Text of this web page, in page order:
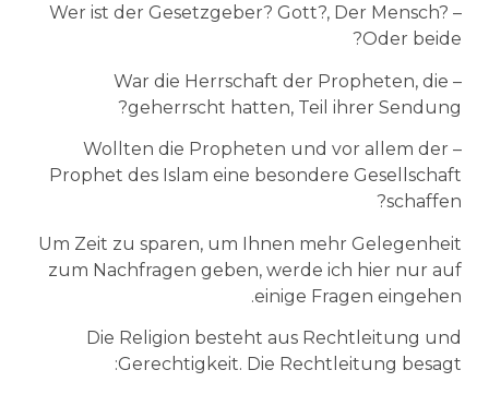
– Wer ist der Gesetzgeber? Gott?, Der Mensch?
Oder beide?
– War die Herrschaft der Propheten, die
geherrscht hatten, Teil ihrer Sendung?
– Wollten die Propheten und vor allem der
Prophet des Islam eine besondere Gesellschaft
schaffen?
Um Zeit zu sparen, um Ihnen mehr Gelegenheit
zum Nachfragen geben, werde ich hier nur auf
einige Fragen eingehen.
Die Religion besteht aus Rechtleitung und
Gerechtigkeit. Die Rechtleitung besagt: